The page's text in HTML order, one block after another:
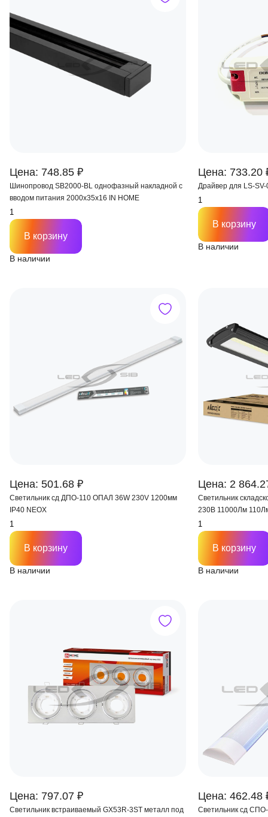
Цена: 748.85 ₽
Шинопровод SB2000-BL однофазный накладной с
вводом питания 2000х35х16 IN HOME
В наличии
В корзину
Цена: 733.20
В наличии
В корзину
Цена: 501.68 ₽
Светильник сд ДПО-110 ОПАЛ 36W 230V 1200мм
IP40 NEOX
В наличии
В корзину
Цена: 2
Светильник
230В 11000Лм
В наличии
В корзину
Цена: 797.07 ₽
Светильник встраиваемый GX53R-3ST металл под
Цена: 462.48
Светильник сд